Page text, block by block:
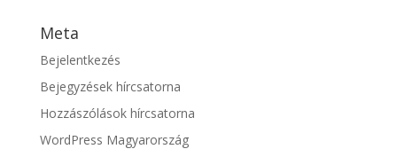
Meta
Bejelentkezés
Bejegyzések hírcsatorna
Hozzászólások hírcsatorna
WordPress Magyarország